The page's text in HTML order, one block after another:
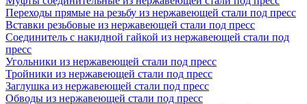
Переходы прямые на резьбу из нержавеющей стали под пресс
Вставки резьбовые из нержавеющей стали под пресс
Соединитель с накидной гайкой из нержавеющей стали под
пресс
Угольники из нержавеющей стали под пресс
Тройники из нержавеющей стали под пресс
Заглушка из нержавеющей стали под пресс
Обводы из нержавеющей стали под пресс